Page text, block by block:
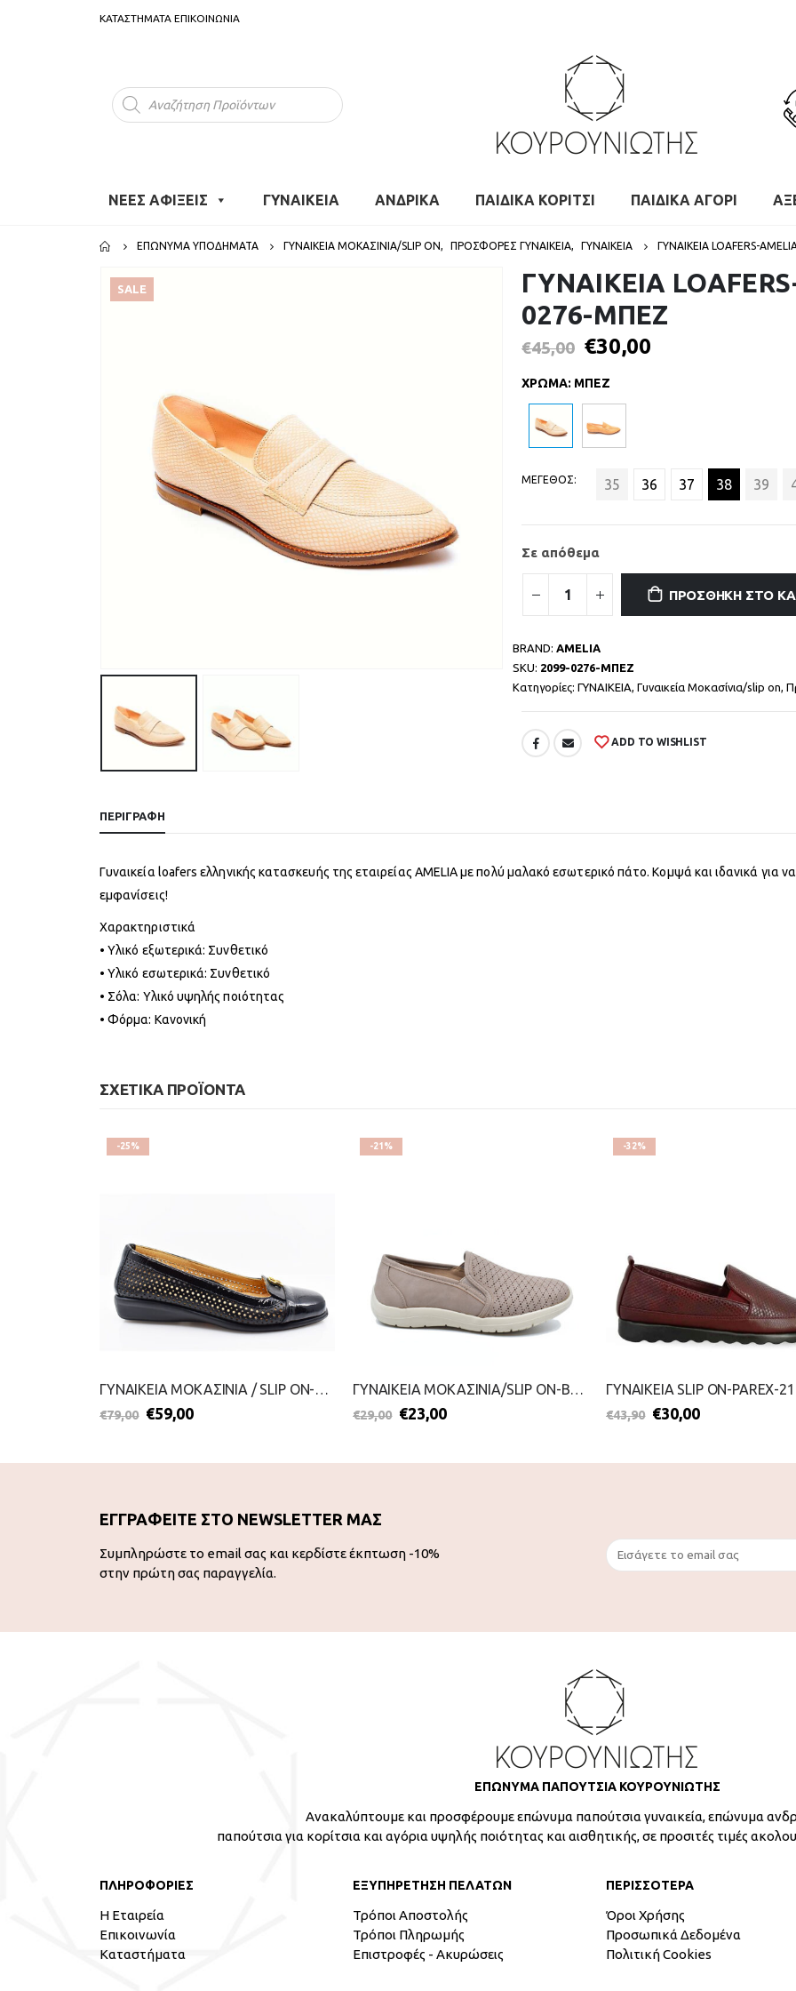
ΚΑΤΑΣΤΗΜΑΤΑ ΕΠΙΚΟΙΝΩΝΙΑ
Products
search
ΝΕΕΣ ΑΦΙΞΕΙΣ ΓΥΝΑΙΚΕΙΑ ΑΝΔΡΙΚΑ ΠΑΙΔΙΚΑ ΚΟΡΙΤΣΙ ΠΑΙΔΙΚΑ ΑΓΟΡΙ
ΕΠΏΝΥΜΑ ΥΠΟΔΉΜΑΤΑ ΓΥΝΑΙΚΕΊΑ ΜΟΚΑΣΊΝΙΑ/SLIP ON, ΠΡΟΣΦΟΡΈΣ ΓΥΝΑΙΚΕΊΑ, ΓΥΝΑΙΚΕΙΑ ΓΥΝΑΙΚΕΙΑ LOAFERS-
SALE
ΓΥΝΑΙΚΕΙΑ
0276-ΜΠΕΖ
€45,00 €30,00
ΧΡΩΜΑ: ΜΠΕΖ
ΜΕΓΕΘΟΣ 35 36 37 38 39
Σε απόθεμα
ΠΡΟΣΘΉΚΗ ΣΤΟ
BRAND: AMELIA
SKU: 2099-0276-ΜΠΕΖ
Κατηγορίες: ΓΥΝΑΙΚΕΙΑ, Γυναικεία Μοκασίνια/slip on,
ADD TO WISHLIST
ΠΕΡΙΓΡΑΦΉ
Γυναικεία loafers ελληνικής κατασκευής της εταιρείας AMELIA με πολύ μαλακό εσωτερικό πάτο. Κομψά και ιδανικά για
εμφανίσεις!
Χαρακτηριστικά
• Υλικό εξωτερικά: Συνθετικό
• Υλικό εσωτερικά: Συνθετικό
• Σόλα: Υλικό υψηλής ποιότητας
• Φόρμα: Κανονική
ΣΧΕΤΙΚΆ ΠΡΟΪΌΝΤΑ
-25%
ΓΥΝΑΙΚΕΙΑ ΜΟΚΑΣΙΝΙΑ / SLIP ON-RELAX ANATOMIC-2099-0712-ΜΑΥΡΟ
€79,00 €59,00
-21%
ΓΥΝΑΙΚΕΙΑ ΜΟΚΑΣΙΝΙΑ/SLIP ON-BLONDIE-2099-0141-ΠΟΥΡΟ
€29,00 €23,00
-32%
€43,90 €30,00
ΕΓΓΡΑΦΕΙΤΕ ΣΤΟ NEWSLETTER ΜΑΣ
Συμπληρώστε το email σας και κερδίστε έκπτωση -10%
στην πρώτη σας παραγγελία.
ΕΠΩΝΥΜΑ ΠΑΠΟΥΤΣΙΑ ΚΟΥΡΟΥΝΙΩΤΗΣ
Ανακαλύπτουμε και προσφέρουμε επώνυμα παπούτσια γυναικεία, επώνυμα
παπούτσια για κορίτσια και αγόρια υψηλής ποιότητας και αισθητικής, σε προσιτές τιμές
ΠΛΗΡΟΦΟΡΙΕΣ
Η Εταιρεία
Επικοινωνία
Καταστήματα
ΕΞΥΠΗΡΕΤΗΣΗ ΠΕΛΑΤΩΝ
Τρόποι Αποστολής
Τρόποι Πληρωμής
Επιστροφές - Ακυρώσεις
ΠΕΡΙΣΣΟΤΕΡΑ
Όροι Χρήσης
Προσωπικά Δεδομένα
Πολιτική Cookies